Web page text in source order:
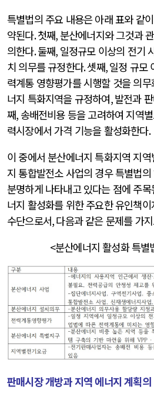
특별법의 주요 내용은 아래 표와 같
약된다.첫째, 분산에너지와 그것과
의한다.둘째, 일정규모 이상의 전기
치 의무를 규정한다.셋째,일정 규모
력계통 영향평가를 시행할 것을 의
너지 특화지역을 규정하여,발전과
째, 송배전비용 등을 고려하여 지역
력시장에서 가격 기능을 활성화한다.
이 중에서 분산에너지 특화지역 지
지 통합발전소 사업의 경우 특별법의
분명하게 나타내고 있다는 점에 주목
너지 활성화를 위한 주요한 유인책이
수단으로서,다음과 같은 문제를 가
<분산에너지 활성화 특별
판매시장 개방과 지역 에너지 계획